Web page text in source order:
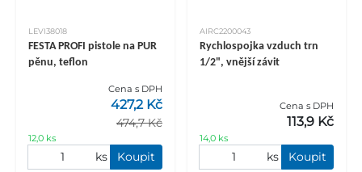
LEVI38018
FESTA PROFI pistole na PUR
pěnu, teflon
Cena s DPH
474,7 Kč
427,2 Kč
12,0 ks
ks Koupit
AIRC2200043
Rychlospojka vzduch trn
1/2", vnější závit
Cena s DPH
113,9 Kč
14,0 ks
ks Koupit